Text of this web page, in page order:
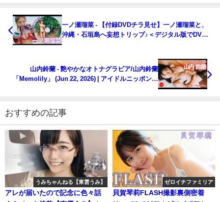
一ノ瀬瑠菜 - 【付録DVDチラ見せ】一ノ瀬瑠菜と、
沖縄・石垣島へ妄想トリップ♪＜デジタル版でDVD
Channel【集英社 週刊プレイボーイ公式】さんより
山内鈴蘭 - 艶やかなオトナグラビア/山内鈴蘭
「Memolily」 (Jun 22, 2026) | アイドルニッポン公
おすすめの記事
うみちゃんねる【東雲うみ】
アレが届いたので記念に色々話
ゼロイチファミリア
貝賀琴莉FLASH撮影裏側密着